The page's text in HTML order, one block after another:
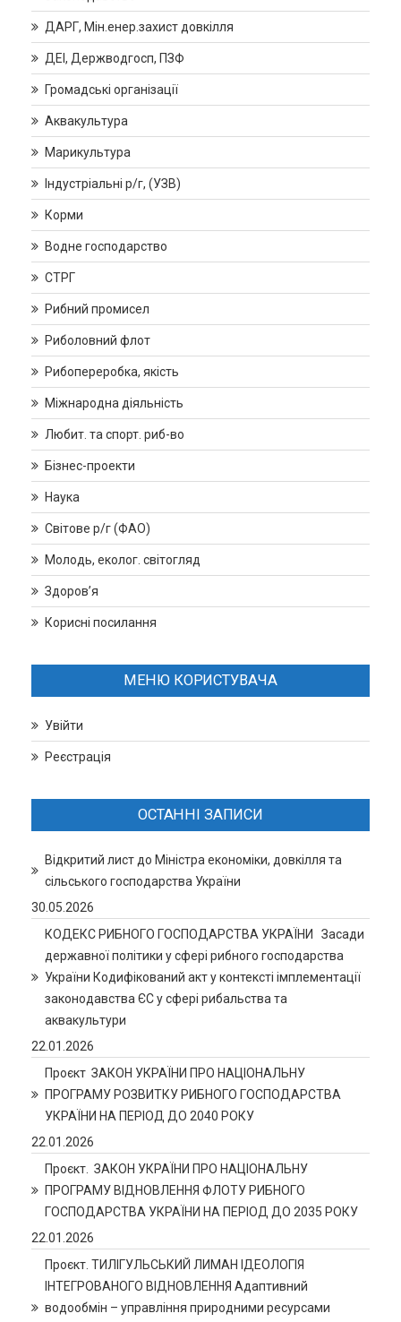
ДАРГ, Мін.енер.захист довкілля
ДЕІ, Держводгосп, ПЗФ
Громадські організації
Аквакультура
Марикультура
Індустріальні р/г, (УЗВ)
Корми
Водне господарство
СТРГ
Рибний промисел
Риболовний флот
Рибопереробка, якість
Міжнародна діяльність
Любит. та спорт. риб-во
Бізнес-проекти
Наука
Світове р/г (ФАО)
Молодь, еколог. світогляд
Здоров’я
Корисні посилання
МЕНЮ КОРИСТУВАЧА
Увійти
Реєстрація
ОСТАННІ ЗАПИСИ
Відкритий лист до Міністра економіки, довкілля та
сільського господарства України
30.05.2026
КОДЕКС РИБНОГО ГОСПОДАРСТВА УКРАЇНИ Засади
державної політики у сфері рибного господарства
України Кодифікований акт у контексті імплементації
законодавства ЄС у сфері рибальства та
аквакультури
22.01.2026
Проєкт ЗАКОН УКРАЇНИ ПРО НАЦІОНАЛЬНУ
ПРОГРАМУ РОЗВИТКУ РИБНОГО ГОСПОДАРСТВА
УКРАЇНИ НА ПЕРІОД ДО 2040 РОКУ
22.01.2026
Проєкт. ЗАКОН УКРАЇНИ ПРО НАЦІОНАЛЬНУ
ПРОГРАМУ ВІДНОВЛЕННЯ ФЛОТУ РИБНОГО
ГОСПОДАРСТВА УКРАЇНИ НА ПЕРІОД ДО 2035 РОКУ
22.01.2026
Проєкт. ТИЛІГУЛЬСЬКИЙ ЛИМАН ІДЕОЛОГІЯ
ІНТЕГРОВАНОГО ВІДНОВЛЕННЯ Адаптивний
водообмін – управління природними ресурсами